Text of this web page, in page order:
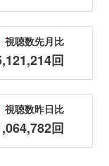
視聴数先月比
回
視聴数昨日比
回